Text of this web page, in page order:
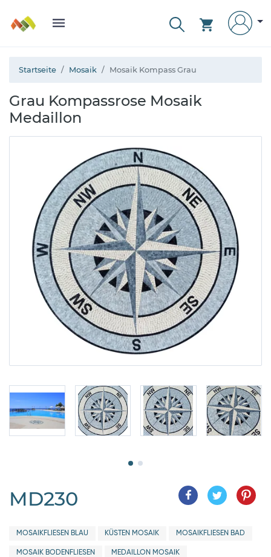
Startseite Mosaik Mosaik Kompass Grau
Grau Kompassrose Mosaik
Medaillon
MD230
MOSAIKFLIESEN BLAU KÜSTEN MOSAIK MOSAIKFLIESEN BAD
MOSAIK BODENFLIESEN MEDAILLON MOSAIK